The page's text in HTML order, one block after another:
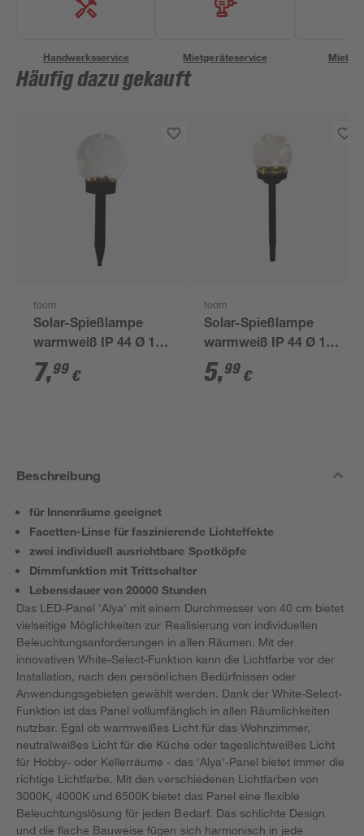
Handwerksservice Mietgeräteservice
Häufig dazu gekauft
toom
Solar-Spießlampe
warmweiß IP 44 Ø 15
x 44 cm
7,99 €
toom
Solar-Spießlampe
warmweiß IP 44 Ø 10
x 39 cm
5,99 €
Beschreibung
für Innenräume geeignet
Facetten-Linse für faszinierende Lichteffekte
zwei individuell ausrichtbare Spotköpfe
Dimmfunktion mit Trittschalter
Lebensdauer von 20000 Stunden
Das LED-Panel 'Alya' mit einem Durchmesser von 40 cm bietet
vielseitige Möglichkeiten zur Realisierung von individuellen
Beleuchtungsanforderungen in allen Räumen. Mit der
innovativen White-Select-Funktion kann die Lichtfarbe vor der
Installation, nach den persönlichen Bedürfnissen oder
Anwendungsgebieten gewählt werden. Dank der White-Select-
Funktion ist das Panel vollumfänglich in allen Räumlichkeiten
nutzbar. Egal ob warmweißes Licht für das Wohnzimmer,
neutralweißes Licht für die Küche oder tageslichtweißes Licht
für Hobby- oder Kellerräume - das 'Alya'-Panel bietet immer die
richtige Lichtfarbe. Mit den verschiedenen Lichtfarben von
3000K, 4000K und 6500K bietet das Panel eine flexible
Beleuchtungslösung für jeden Bedarf. Das schlichte Design
und die flache Bauweise fügen sich harmonisch in jede